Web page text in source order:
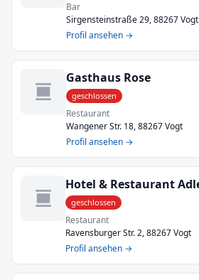
Bar
Sirgensteinstraße 29, 88267 Vogt
Profil ansehen →
Gasthaus Rose
geschlossen
Restaurant
Wangener Str. 18, 88267 Vogt
Profil ansehen →
geschlossen
Restaurant
Ravensburger Str. 2, 88267 Vogt
Profil ansehen →